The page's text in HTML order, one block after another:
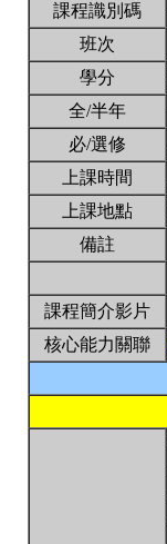
課程識別碼
班次
學分
全/半年
必/選修
上課時間
上課地點
備註
課程簡介影片
核心能力關聯